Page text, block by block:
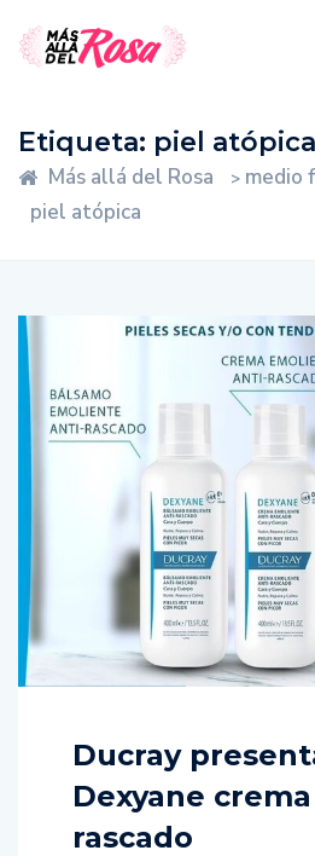
Etiqueta: piel atópica
Más allá del Rosa > medio
piel atópica
Ducray
Dexyane
rascado